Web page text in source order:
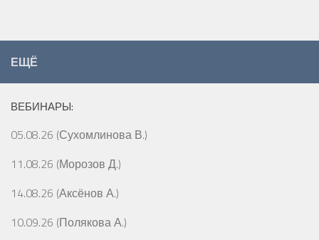
ЕЩЁ
ВЕБИНАРЫ:
05.08.26 (Сухомлинова В.)
11.08.26 (Морозов Д.)
14.08.26 (Аксёнов А.)
10.09.26 (Полякова А.)